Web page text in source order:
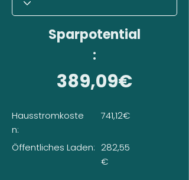
Sparpotential
:
389,09€
Hausstromkoste
n:
Öffentliches Laden:
741,12€
282,55
€